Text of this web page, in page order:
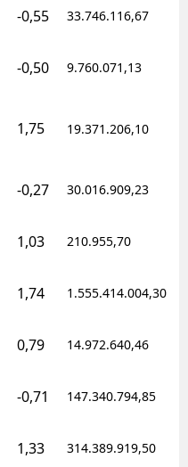
-0,55 33.746.116,67
-0,50 9.760.071,13
1,75 19.371.206,10
-0,27 30.016.909,23
1,03 210.955,70
1,74 1.555.414.004,30
0,79 14.972.640,46
-0,71 147.340.794,85
1,33 314.389.919,50